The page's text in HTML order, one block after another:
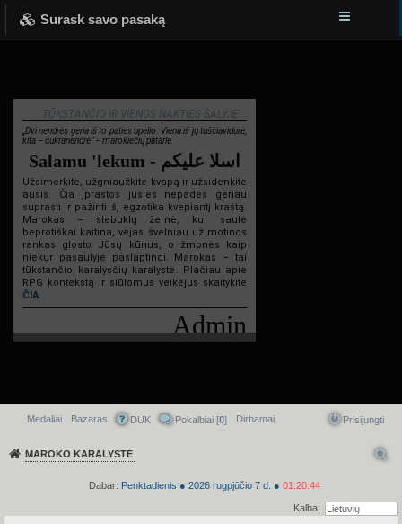
Surask savo pasaką
TŪKSTANČIO IR VIENOS NAKTIES ŠALYJE...
„Dvi nendrės geria iš to paties upelio. Viena iš jų tuščiavidurė,
kita – cukranendrė“ – marokiečių patarlė.
Salamu 'lekum - اسلا عليكم
Užsimerkite, užgniaužkite kvapą ir užsidenkite
ausis. Čia įprastos juslės nepadės geriau
suprasti ir pažinti šį egzotika kvepiantį kraštą.
Marokas – stebuklų žemė, kur saulė
beprotiškai kaitina, vėjas švelniau už motinos
rankas glosto Jūsų kūnus, o žmonės kaip
niekur pasaulyje paslaptingi. Marokas – tai
tūkstančio karalysčių karalystė. Plačiau apie
RPG kontekstą ir siūlomus veikėjus skaitykite
ČIA.
Admin
Greitasis meniu
Medaliai Bazaras DUK Pokalbiai [0] Dirhamai Prisijungti
MAROKO KARALYSTĖ
Dabar: Penktadienis ● 2026 rugpjūčio 7 d. ● 01:20:44
Kalba: